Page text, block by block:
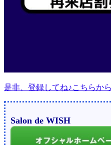
是非、登録してね♪こちらか
Salon de WISH